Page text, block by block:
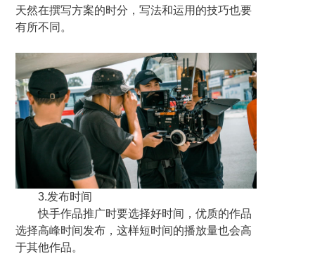
天然在撰写方案的时分，写法和运用的技巧也要
有所不同。
3.发布时间
快手作品推广时要选择好时间，优质的作品
选择高峰时间发布，这样短时间的播放量也会高
于其他作品。